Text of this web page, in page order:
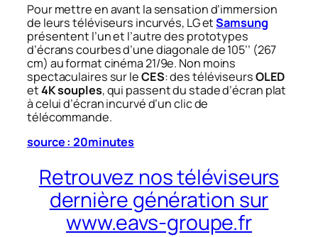
Pour mettre en avant la sensation d’immersion
de leurs téléviseurs incurvés, LG etSamsung
présentent l’un et l’autre des prototypes
d’écrans courbes d’une diagonale de 105’’ (267
cm) au format cinéma 21/9e. Non moins
spectaculaires sur leCES: des téléviseursOLED
et4K souples, qui passent du stade d’écran plat
à celui d’écran incurvé d’un clic de
télécommande.
source : 20minutes
Retrouvez nos téléviseurs
dernière génération sur
www.eavs-groupe.fr